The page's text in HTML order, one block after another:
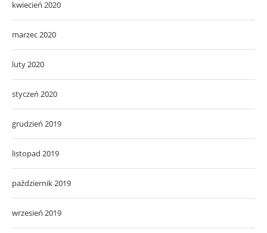
kwiecień 2020
marzec 2020
luty 2020
styczeń 2020
grudzień 2019
listopad 2019
październik 2019
wrzesień 2019